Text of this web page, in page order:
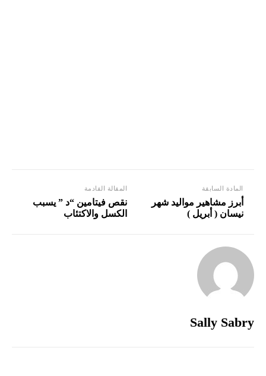
المادة السابقة
أبرز مشاهير مواليد شهر
نيسان ( أبريل )
المقالة القادمة
نقص فيتامين “د ” يسبب
الكسل والاكتئاب
Sally Sabry